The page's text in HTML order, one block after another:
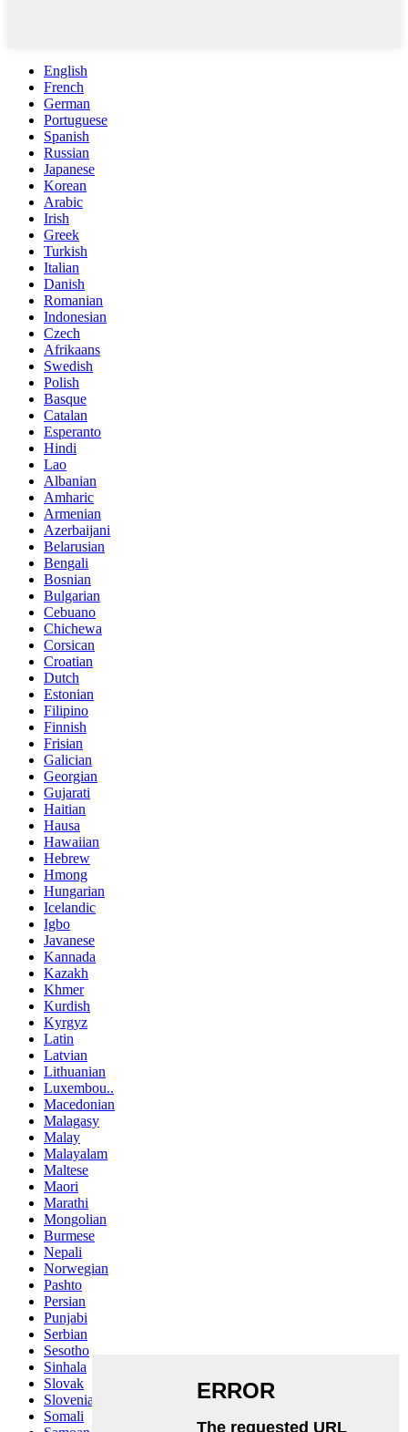
English
French
German
Portuguese
Spanish
Russian
Japanese
Korean
Arabic
Irish
Greek
Turkish
Italian
Danish
Romanian
Indonesian
Czech
Afrikaans
Swedish
Polish
Basque
Catalan
Esperanto
Hindi
Lao
Albanian
Amharic
Armenian
Azerbaijani
Belarusian
Bengali
Bosnian
Bulgarian
Cebuano
Chichewa
Corsican
Croatian
Dutch
Estonian
Filipino
Finnish
Frisian
Galician
Georgian
Gujarati
Haitian
Hausa
Hawaiian
Hebrew
Hmong
Hungarian
Icelandic
Igbo
Javanese
Kannada
Kazakh
Khmer
Kurdish
Kyrgyz
Latin
Latvian
Lithuanian
Luxembou..
Macedonian
Malagasy
Malay
Malayalam
Maltese
Maori
Marathi
Mongolian
Burmese
Nepali
Norwegian
Pashto
Persian
Punjabi
Serbian
Sesotho
Sinhala
Slovak
Slovenian
Somali